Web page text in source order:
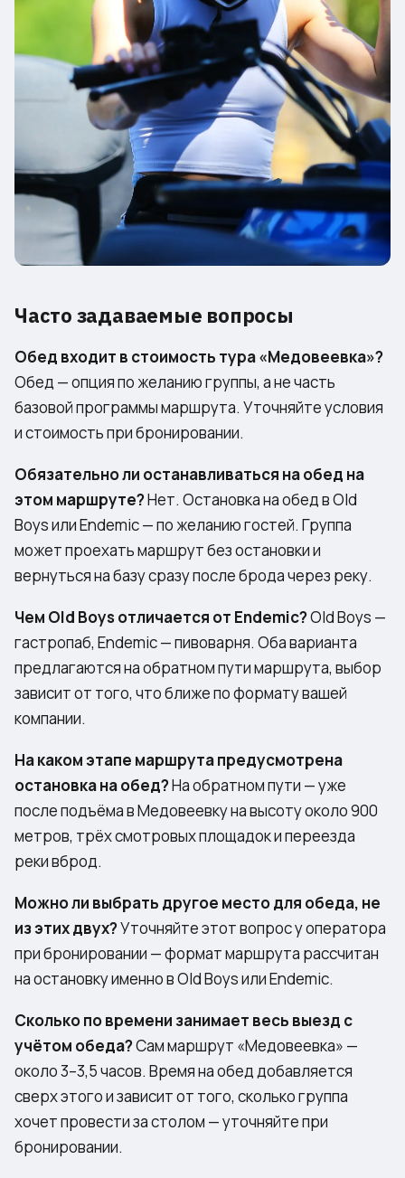
Часто задаваемые вопросы
Обед входит в стоимость тура «Медовеевка»?
Обед — опция по желанию группы, а не часть
базовой программы маршрута. Уточняйте условия
и стоимость при бронировании.
Обязательно ли останавливаться на обед на
этом маршруте?Нет. Остановка на обед в Old
Boys или Endemic — по желанию гостей. Группа
может проехать маршрут без остановки и
вернуться на базу сразу после брода через реку.
Чем Old Boys отличается от Endemic?Old Boys —
гастропаб, Endemic — пивоварня. Оба варианта
предлагаются на обратном пути маршрута, выбор
зависит от того, что ближе по формату вашей
компании.
На каком этапе маршрута предусмотрена
остановка на обед?На обратном пути — уже
после подъёма в Медовеевку на высоту около 900
метров, трёх смотровых площадок и переезда
реки вброд.
Можно ли выбрать другое место для обеда, не
из этих двух?Уточняйте этот вопрос у оператора
при бронировании — формат маршрута рассчитан
на остановку именно в Old Boys или Endemic.
Сколько по времени занимает весь выезд с
учётом обеда?Сам маршрут «Медовеевка» —
около 3–3,5 часов. Время на обед добавляется
сверх этого и зависит от того, сколько группа
хочет провести за столом — уточняйте при
бронировании.